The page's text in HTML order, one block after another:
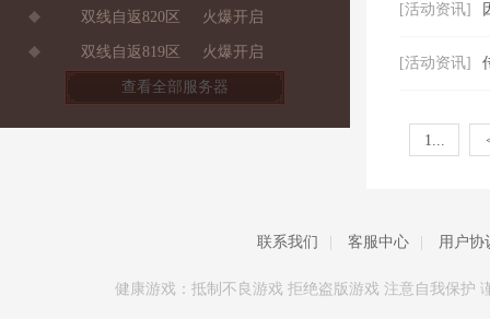
双线自返820区 火爆开启
双线自返819区 火爆开启
查看全部服务器
[活动资讯]
[活动资讯]
1...
联系我们 客服中心 用户协
健康游戏：抵制不良游戏 拒绝盗版游戏 注意自我保护